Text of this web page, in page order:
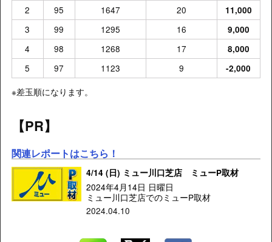
2 95 1647 20 11,000
3 99 1295 16 9,000
4 98 1268 17 8,000
5 97 1123 9 -2,000
※差玉順になります。
【PR】
関連レポートはこちら！
4/14 (日) ミュー川口芝店 ミューP取材
2024年4月14日 日曜日
ミュー川口芝店でのミューP取材
2024.04.10